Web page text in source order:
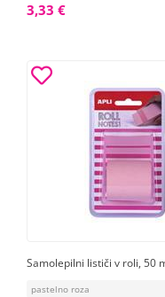
3,33 €
Samolepilni lističi v roli, 50
pastelno roza